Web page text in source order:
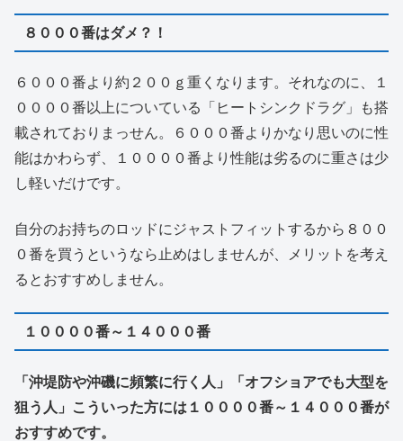
８０００番はダメ？！
６０００番より約２００ｇ重くなります。それなのに、１
００００番以上についている「ヒートシンクドラグ」も搭
載されておりまっせん。６０００番よりかなり思いのに性
能はかわらず、１００００番より性能は劣るのに重さは少
し軽いだけです。
自分のお持ちのロッドにジャストフィットするから８００
０番を買うというなら止めはしませんが、メリットを考え
るとおすすめしません。
１００００番～１４０００番
「沖堤防や沖磯に頻繁に行く人」「オフショアでも大型を
狙う人」こういった方には１００００番～１４０００番が
おすすめです。